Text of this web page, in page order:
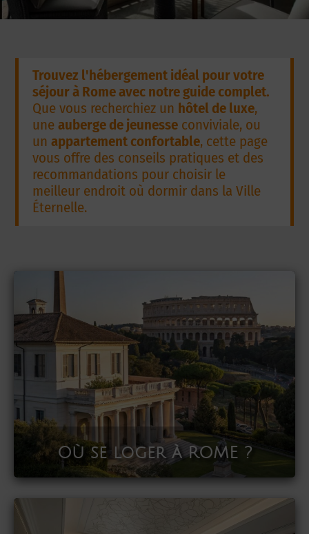
Trouvez l'hébergement idéal pour votre
séjour à Rome avec notre guide complet.
Que vous recherchiez un hôtel de luxe,
uneauberge de jeunesse conviviale, ou
unappartement confortable, cette page
vous offre des conseils pratiques et des
recommandations pour choisir le
meilleur endroit où dormir dans la Ville
Éternelle.
Où se loger à ROME ?